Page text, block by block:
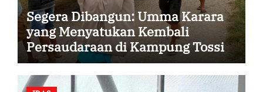
Segera Dibangun: Umma Karara
yang Menyatukan Kembali
Persaudaraan di Kampung Tossi